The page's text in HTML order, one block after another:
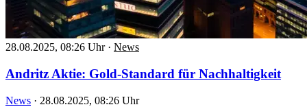
28.08.2025, 08:26 Uhr · News
Andritz Aktie: Gold-Standard für Nachhaltigkeit
News · 28.08.2025, 08:26 Uhr